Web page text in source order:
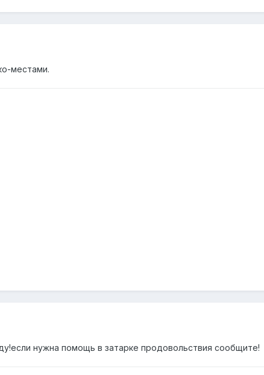
местами.
нужна помощь в затарке продовольствия сообщите!